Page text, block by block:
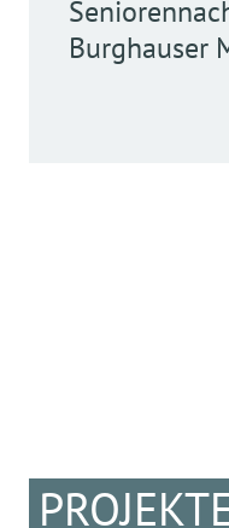
Burghauser